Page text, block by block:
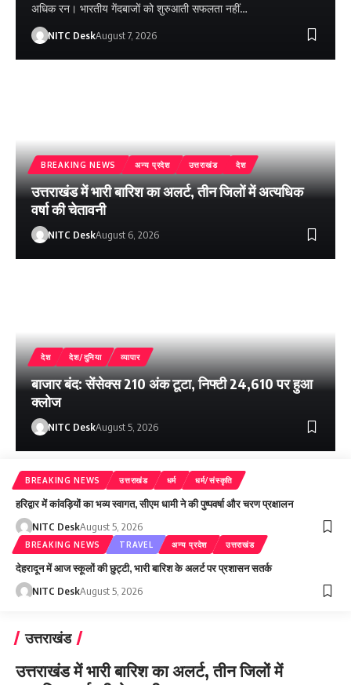
अधिक रन। भारतीय गेंदबाजों को शुरुआती सफलता नहीं…
NITC DeskAugust 7, 2026
BREAKING NEWS अन्य प्रदेश उत्तराखंड देश
उत्तराखंड में भारी बारिश का अलर्ट, तीन जिलों में अत्यधिक
वर्षा की चेतावनी
NITC DeskAugust 6, 2026
देश देश/दुनिया व्यापार
बाजार बंद: सेंसेक्स 210 अंक टूटा, निफ्टी 24,610 पर हुआ
क्लोज
NITC DeskAugust 5, 2026
BREAKING NEWS उत्तराखंड धर्म धर्म/संस्कृति
हरिद्वार में कांवड़ियों का भव्य स्वागत, सीएम धामी ने की पुष्पवर्षा और चरण प्रक्षालन
NITC DeskAugust 5, 2026
BREAKING NEWS TRAVEL अन्य प्रदेश उत्तराखंड
देहरादून में आज स्कूलों की छुट्टी, भारी बारिश के अलर्ट पर प्रशासन सतर्क
NITC DeskAugust 5, 2026
उत्तराखंड
उत्तराखंड में भारी बारिश का अलर्ट, तीन जिलों में